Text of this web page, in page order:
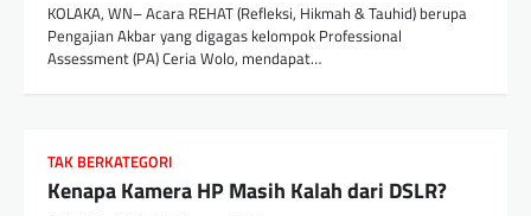
KOLAKA, WN– Acara REHAT (Refleksi, Hikmah & Tauhid) berupa
Pengajian Akbar yang digagas kelompok Professional
Assessment (PA) Ceria Wolo, mendapat…
TAK BERKATEGORI
Kenapa Kamera HP Masih Kalah dari DSLR?